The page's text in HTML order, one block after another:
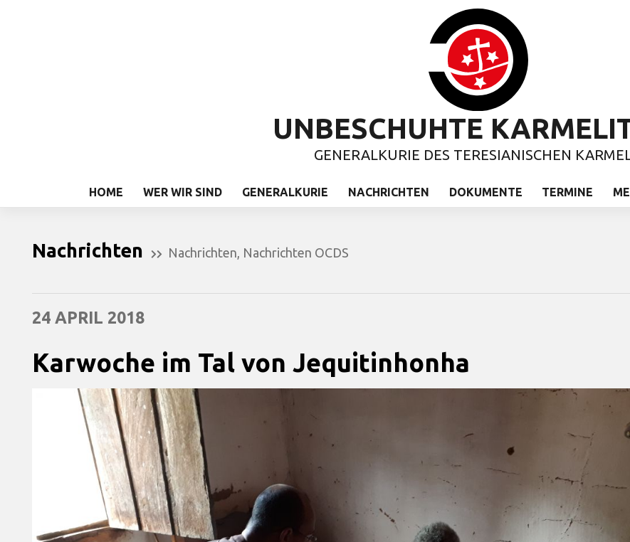
UNBESCHUHTE
GENERALKURIE DES TERESIANISCHEN KARMEL
HOME WER WIR SIND GENERALKURIE NACHRICHTEN DOKUMENTE TERMINE
Nachrichten Nachrichten Nachrichten OCDS
24 APRIL 2018
Karwoche im Tal von Jequitinhonha